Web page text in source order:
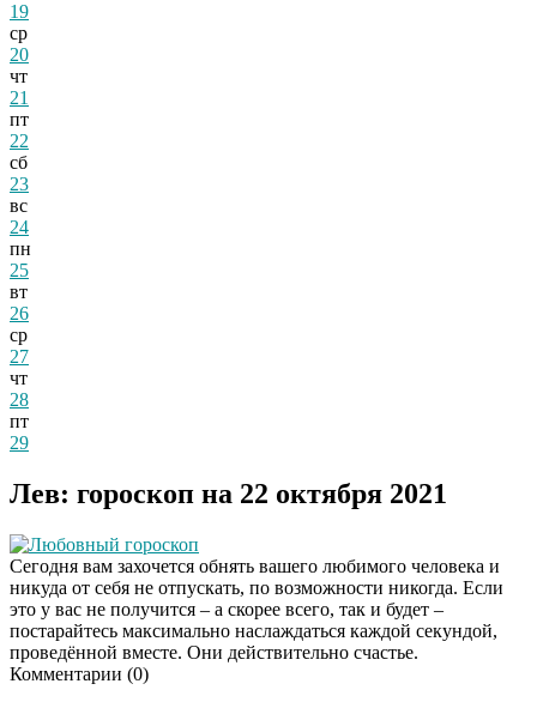
19
ср
20
чт
21
пт
22
сб
23
вс
24
пн
25
вт
26
ср
27
чт
28
пт
29
Лев: гороскоп на 22 октября 2021
Любовный гороскоп
Сегодня вам захочется обнять вашего любимого человека и
никуда от себя не отпускать, по возможности никогда. Если
это у вас не получится – а скорее всего, так и будет –
постарайтесь максимально наслаждаться каждой секундой,
проведённой вместе. Они действительно счастье.
Комментарии (0)
Даже самый